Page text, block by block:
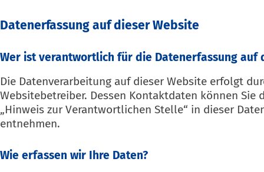
Datenerfassung auf dieser Website
Wer ist verantwortlich für die Datenerfassung auf
Die Datenverarbeitung auf dieser Website erfolgt
Websitebetreiber. Dessen Kontaktdaten können Sie
„Hinweis zur Verantwortlichen Stelle“ in dieser
entnehmen.
Wie erfassen wir Ihre Daten?